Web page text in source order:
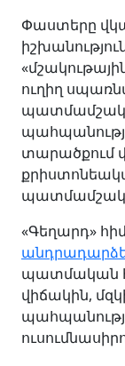
Փաստերը
ուղիղ
տարածքում
«Գեղարդ»
պատմական
վիճակին,